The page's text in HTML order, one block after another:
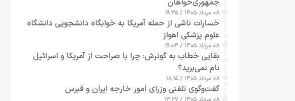
جمهوری‌خواهان
۰۸ مرداد ۱۴۰۵ / ۱۹:۳۵
خسارات ناشی از حمله آمریکا به خوابگاه دانشجویی دانشگاه
علوم پزشکی اهواز
۰۸ مرداد ۱۴۰۵ / ۱۹:۰۳
بقایی خطاب به گوترش: چرا با صراحت از آمریکا و اسرائیل
نام نمی‌برید؟
۰۸ مرداد ۱۴۰۵ / ۱۸:۱۵
گفت‌وگوی تلفنی وزرای امور خارجه ایران و قبرس